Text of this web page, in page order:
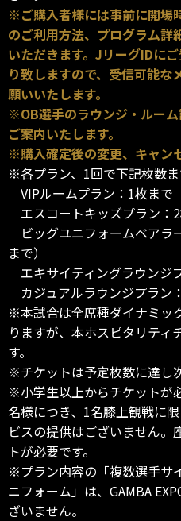
※ご購入者様には事前に開場
のご利用方法、プログラム詳
いただきます。JリーグIDに
り致しますので、受信可能な
願いいたします。
※OB選手のラウンジ・ルー
ご案内いたします。
※購入確定後の変更、キャン
※各プラン、1回で下記枚数ま
VIPルームプラン：1枚まで
エスコートキッズプラン：2
ビッグユニフォームベアラ
まで）
エキサイティングラウンジ
カジュアルラウンジプラン
※本試合は全席種ダイナミッ
りますが、本ホスピタリティ
す。
※チケットは予定枚数に達し
※小学生以上からチケットが
名様につき、1名膝上観戦に
ビスの提供はございません。
トが必要です。
※プラン内容の「複数選手サ
ニフォーム」は、GAMBA
ざいません。